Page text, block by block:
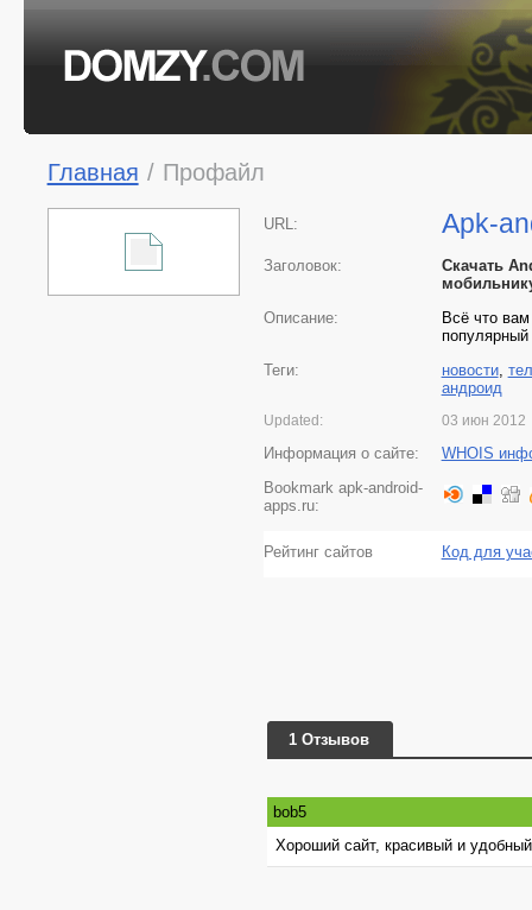
Главная / Профайл
URL: Apk-
Заголовок:
Скачать
Описание:
Всё что
Теги:
новости,
андроид
Updated: 03 июн 2012
Информация о сайте:
WHOIS
Bookmark apk-android-
apps.ru:
Рейтинг сайтов Код для
1 Отзывов
bob5
Хороший сайт, красивый и